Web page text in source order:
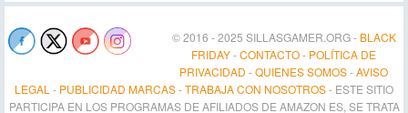
© 2016 - 2025 SILLASGAMER.ORG - BLACK
FRIDAY-CONTACTO- POLÍTICA DE
PRIVACIDAD -QUIENES SOMOS-AVISO
LEGAL - PUBLICIDAD MARCAS - TRABAJA CON NOSOTROS- ESTE SITIO
PARTICIPA EN LOS PROGRAMAS DE AFILIADOS DE AMAZON ES, SE TRATA